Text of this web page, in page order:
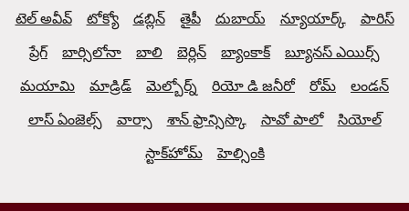
టెల్ అవీవ్
టోక్యో డబ్లిన్ తైపీ దుబాయ్ న్యూయార్క్
పారిస్
ప్రేగ్
బార్సిలోనా బాలి బెర్లిన్ బ్యాంకాక్
బ్యూనస్ ఎయిర్స్
మయామి
మాడ్రిడ్ మెల్బోర్న్ రియో డి జనీరో రోమ్
లండన్
లాస్ ఏంజెల్స్
వార్సా శాన్ ఫ్రాన్సిస్కొ సావో పాలో
సియోల్
స్టాక్‌హోమ్
హెల్సింకి